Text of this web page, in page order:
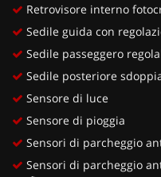
Retrovisore interno
Sedile guida con
Sedile passeggero
Sedile posteriore
Sensore di luce
Sensore di pioggia
Sensori di parcheggio
Sensori di parcheggio